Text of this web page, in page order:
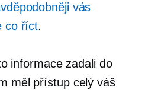
vás
co říct.
informace zadali do
měl přístup celý váš